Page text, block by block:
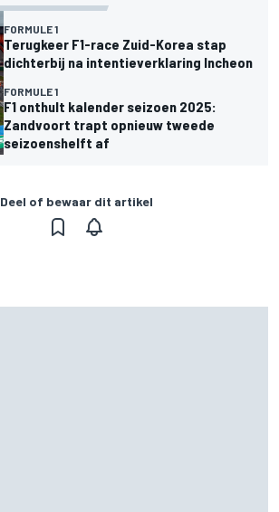
FORMULE 1
Terugkeer F1-race Zuid-Korea stap
dichterbij na intentieverklaring Incheon
FORMULE 1
F1 onthult kalender seizoen 2025:
Zandvoort trapt opnieuw tweede
seizoenshelft af
Deel of bewaar dit artikel